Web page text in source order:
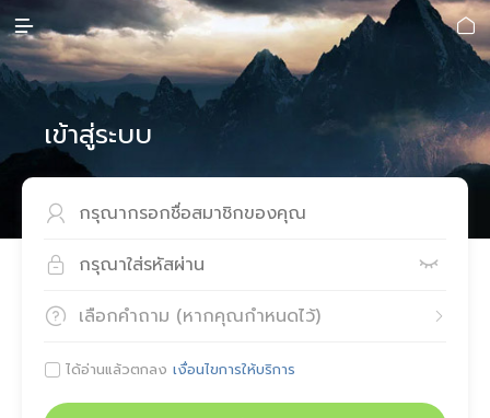
 
เข้าสู่ระบบ

 
 
เลือกคำถาม (หากคุณกำหนดไว้)
 ได้อ่านแล้วตกลง เงื่อนไขการให้บริการ